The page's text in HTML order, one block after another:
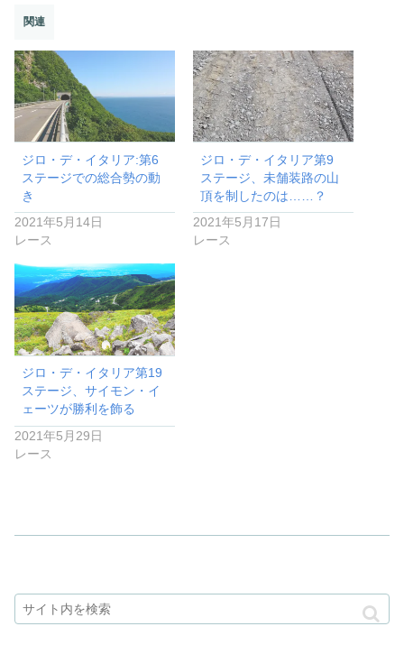
関連
ジロ・デ・イタリア:第6
ステージでの総合勢の動
き
2021年5月14日
レース
ジロ・デ・イタリア第9
ステージ、未舗装路の山
頂を制したのは……？
2021年5月17日
レース
ジロ・デ・イタリア第19
ステージ、サイモン・イ
ェーツが勝利を飾る
2021年5月29日
レース